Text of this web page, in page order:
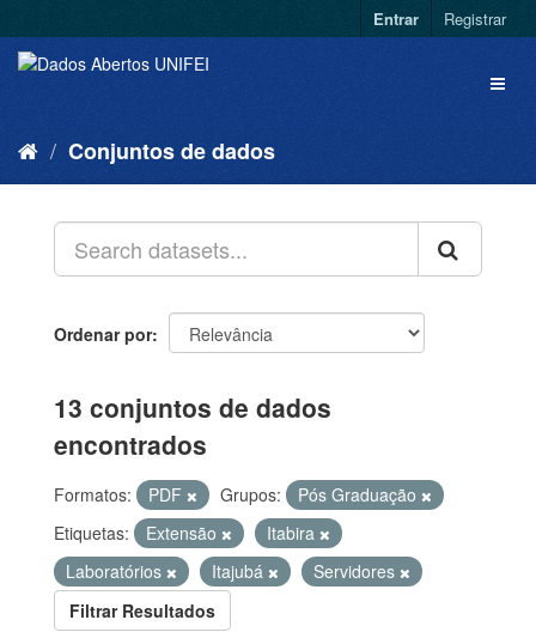
Entrar Registrar
Conjuntos de dados
Ordenar por
13 conjuntos de dados
encontrados
Formatos: PDF Grupos:
Pós Graduação
Etiquetas:
Extensão
Itabira
Laboratórios
Itajubá
Servidores
Filtrar Resultados